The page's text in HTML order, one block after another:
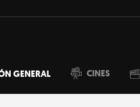
GENERAL CINES